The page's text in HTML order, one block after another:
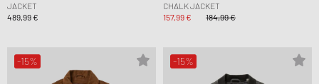
JACKET
489,99 €
CHALK JACKET
157,99 €
184,99 €
-15% -15%